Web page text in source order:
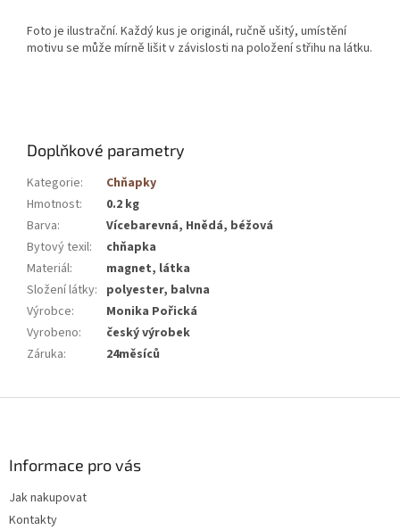
Foto je ilustrační. Každý kus je originál, ručně ušitý, umístění
motivu se může mírně lišit v závislosti na položení střihu na látku.
Doplňkové parametry
Kategorie:
Chňapky
Hmotnost:
0.2 kg
Barva:
Vícebarevná, Hnědá, béžová
Bytový texil:
chňapka
Materiál:
magnet, látka
Složení látky: polyester, balvna
Výrobce:
Monika Pořická
Vyrobeno:
český výrobek
Záruka: 24měsíců
Informace pro vás
Jak nakupovat
Kontakty